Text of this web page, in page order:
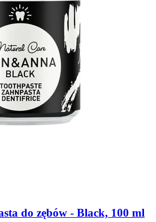
do zębów -​ Black, 100 ml